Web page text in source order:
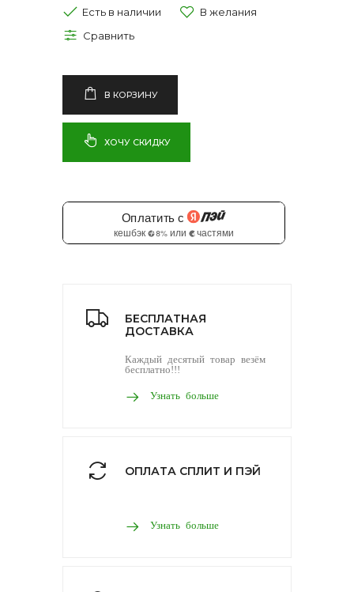
Есть в наличии
В КОРЗИНУ
ХОЧУ СКИДКУ
БЕСПЛАТНАЯ
ДОСТАВКА
Каждый десятый товар везём
бесплатно!!!
Узнать больше
ОПЛАТА СПЛИТ И ПЭЙ
Узнать больше